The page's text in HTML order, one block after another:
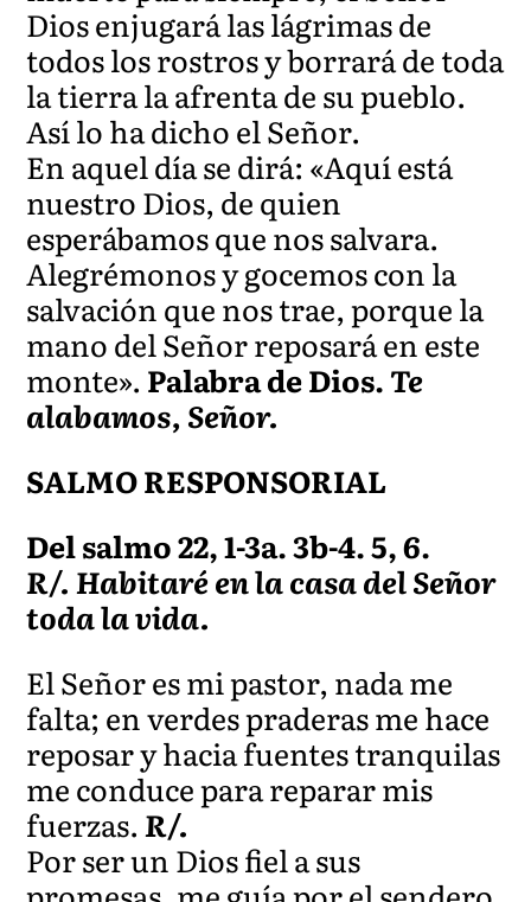
Dios enjugará las lágrimas de
todos los rostros y borrará de toda
la tierra la afrenta de su pueblo.
Así lo ha dicho el Señor.
En aquel día se dirá: «Aquí está
nuestro Dios, de quien
esperábamos que nos salvara.
Alegrémonos y gocemos con la
salvación que nos trae, porque la
mano del Señor reposará en este
monte». Palabra de Dios.Te
alabamos, Señor.
SALMO RESPONSORIAL
Del salmo 22, 1-3a. 3b-4. 5, 6.
R/. Habitaré en la casa del Señor
toda la vida.
El Señor es mi pastor, nada me
falta; en verdes praderas me hace
reposar y hacia fuentes tranquilas
me conduce para reparar mis
fuerzas.R/.
Por ser un Dios fiel a sus